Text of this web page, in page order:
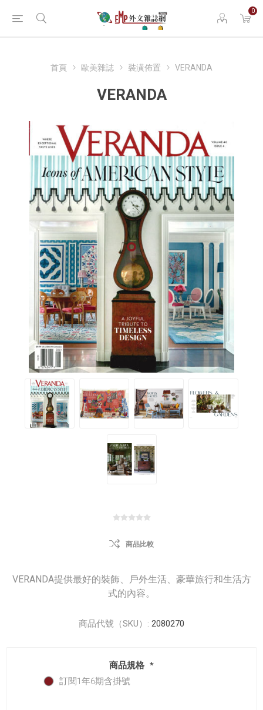
0
首頁 歐美雜誌 裝潢佈置 VERANDA
VERANDA
商品比較
VERANDA提供最好的裝飾、戶外生活、豪華旅行和生活方
式的內容。
商品代號（SKU）: 2080270
商品規格 *
訂閱1年6期含掛號